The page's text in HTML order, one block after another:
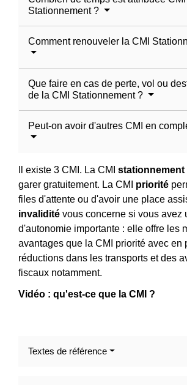
Stationnement ?
Comment renouveler la CMI
Que faire en cas de perte, vol ou
de la CMI Stationnement ?
Peut-on avoir d'autres CMI en
Il existe 3 CMI. La CMI stationnement
garer gratuitement. La CMI priorité
files d'attente ou d'avoir une place
invalidité vous concerne si vous avez
d'autonomie importante : elle offre les
avantages que la CMI priorité avec en
réductions dans les transports et des
fiscaux notamment.
Vidéo : qu'est-ce que la CMI ?
Textes de référence